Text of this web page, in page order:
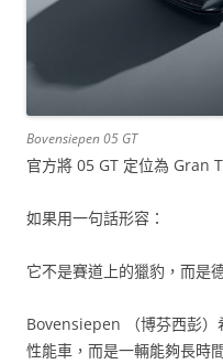
Bovensiepen 05 GT
官方將 05 GT 定位為 Gran
如果用一句話形容：
它不是賽道上的獵豹，而是
Bovensiepen （博芬西彭）
性能車，而是一輛能夠長時